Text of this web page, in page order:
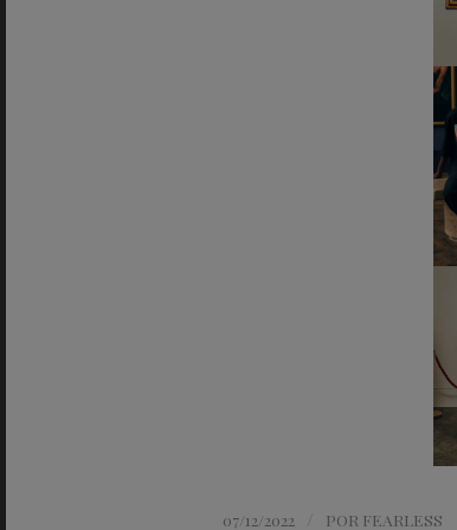
07/12/2022 POR FEARLESS